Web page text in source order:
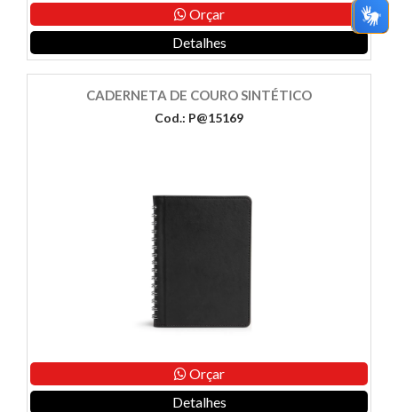
Orçar
Detalhes
CADERNETA DE COURO SINTÉTICO
Cod.: P@15169
Orçar
Detalhes